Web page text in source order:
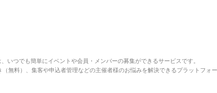
いつでも簡単にイベントや会員・メンバーの募集ができるサービスです。
無料）、集客や申込者管理などの主催者様のお悩みを解決できるプラットフォー